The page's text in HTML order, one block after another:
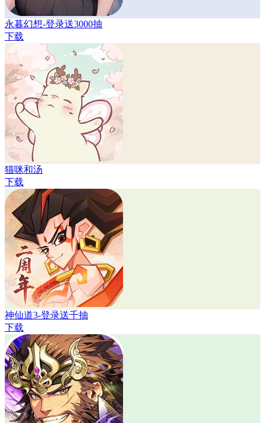
永暮幻想-登录送3000抽
下载
猫咪和汤
下载
神仙道3-登录送千抽
下载